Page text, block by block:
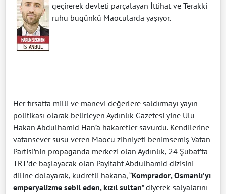
geçirerek devleti parçalayan İttihat ve Terakki
ruhu bugünkü Maocularda yaşıyor.
Her fırsatta milli ve manevi değerlere saldırmayı yayın
politikası olarak belirleyen Aydınlık Gazetesi yine Ulu
Hakan Abdülhamid Han’a hakaretler savurdu. Kendilerine
vatansever süsü veren Maocu zihniyeti benimsemiş Vatan
Partisi’nin propaganda merkezi olan Aydınlık, 24 Şubat’ta
TRT’de başlayacak olan Payitaht Abdülhamid dizisini
diline dolayarak, kudretli hakana, “Komprador, Osmanlı’yı
emperyalizme sebil eden, kızıl sultan” diyerek salyalarını